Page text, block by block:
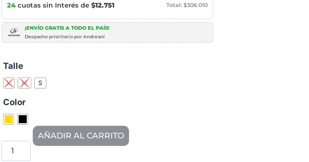
24 cuotas sin Interés de $12.751 Total: $306.010
¡ENVÍO GRATIS A TODO EL PAÍS!
Despacho prioritario por Andreani
Talle
L M S
Color
AÑADIR AL CARRITO